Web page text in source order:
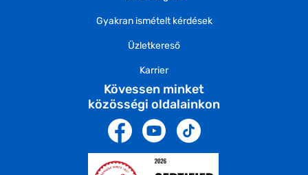
Gyakran ismételt kérdések
Üzletkereső
Karrier
Kövessen minket
közösségi oldalainkon